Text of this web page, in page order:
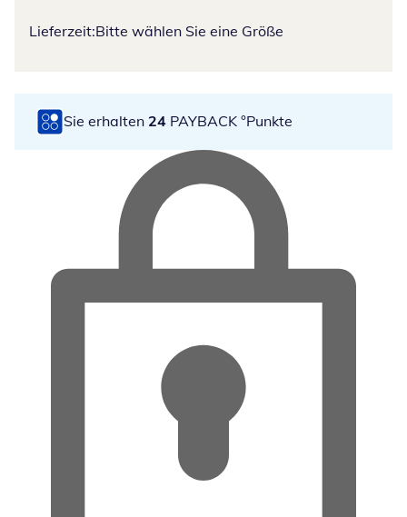
Lieferzeit:Bitte wählen Sie eine Größe
Sie erhalten 24 PAYBACK °Punkte